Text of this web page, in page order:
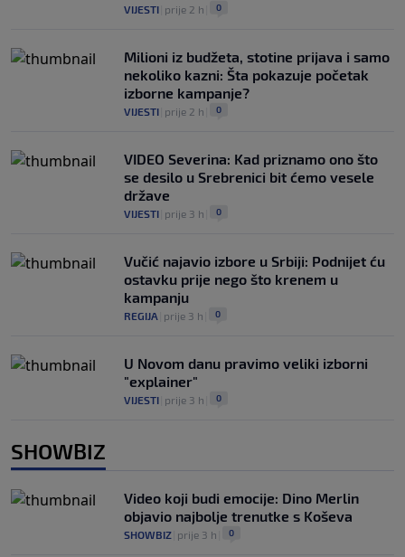
VIJESTI prije 2 h 0
Milioni iz budžeta, stotine prijava i samo
nekoliko kazni: Šta pokazuje početak
izborne kampanje?
VIJESTI prije 2 h 0
VIDEO Severina: Kad priznamo ono što
se desilo u Srebrenici bit ćemo vesele
države
VIJESTI prije 3 h 0
Vučić najavio izbore u Srbiji: Podnijet ću
ostavku prije nego što krenem u
kampanju
REGIJA prije 3 h 0
U Novom danu pravimo veliki izborni
"explainer"
VIJESTI prije 3 h 0
SHOWBIZ
Video koji budi emocije: Dino Merlin
objavio najbolje trenutke s Koševa
SHOWBIZ prije 3 h 0